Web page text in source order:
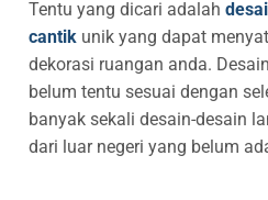
Tentu yang dicari adalah
cantik unik yang dapat
dekorasi ruangan anda.
belum tentu sesuai dengan
banyak sekali desain-desain
dari luar negeri yang belum